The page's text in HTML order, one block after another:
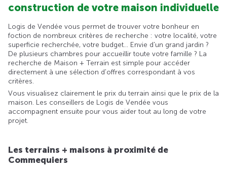
construction de votre maison individuelle
Logis de Vendée vous permet de trouver votre bonheur en
foction de nombreux critères de recherche : votre localité, votre
superficie recherchée, votre budget... Envie d'un grand jardin ?
De plusieurs chambres pour accueillir toute votre famille ? La
recherche de Maison + Terrain est simple pour accéder
directement à une sélection d'offres correspondant à vos
critères.
Vous visualisez clairement le prix du terrain ainsi que le prix de la
maison. Les conseillers de Logis de Vendée vous
accompagnent ensuite pour vous aider tout au long de votre
projet.
Les terrains + maisons à proximité de
Commequiers